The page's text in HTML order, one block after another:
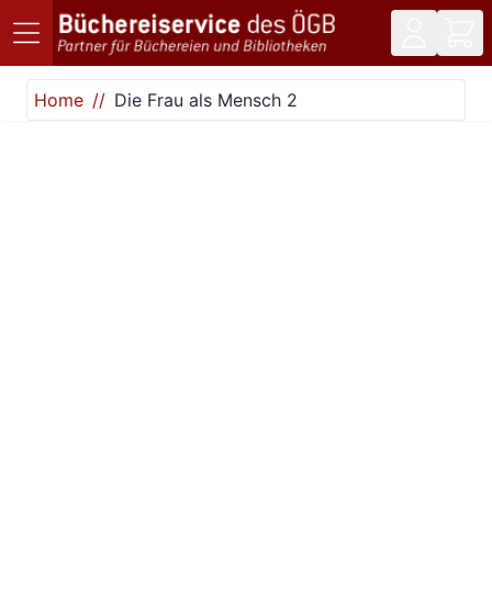
Direkt zum Inhalt
Home
Die Frau als Mensch 2